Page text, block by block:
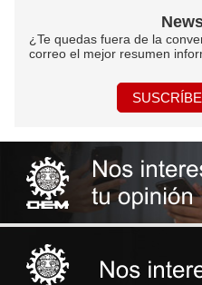
¿Te quedas fuera de la
correo el mejor resumen